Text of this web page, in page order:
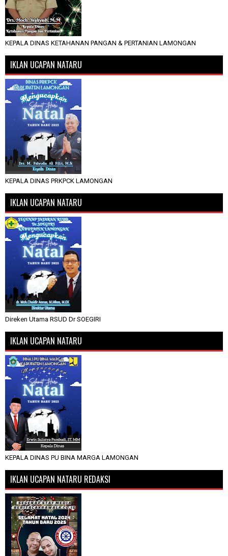
KEPALA DINAS KETAHANAN PANGAN & PERTANIAN LAMONGAN
IKLAN UCAPAN NATARU
KEPALA DINAS PRKPCK LAMONGAN
IKLAN UCAPAN NATARU
Direken Utama RSUD Dr SOEGIRI
IKLAN UCAPAN NATARU
KEPALA DINAS PU BINA MARGA LAMONGAN
IKLAN UCAPAN NATARU REDAKSI